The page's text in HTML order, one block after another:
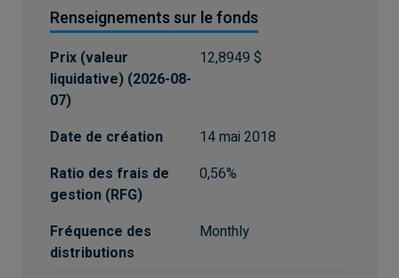
Renseignements sur le fonds
Prix (valeur
liquidative) (2026-08-
07)
12,8949 $
Date de création
14 mai 2018
Ratio des frais de
gestion (RFG)
0,56%
Fréquence des
distributions
Monthly